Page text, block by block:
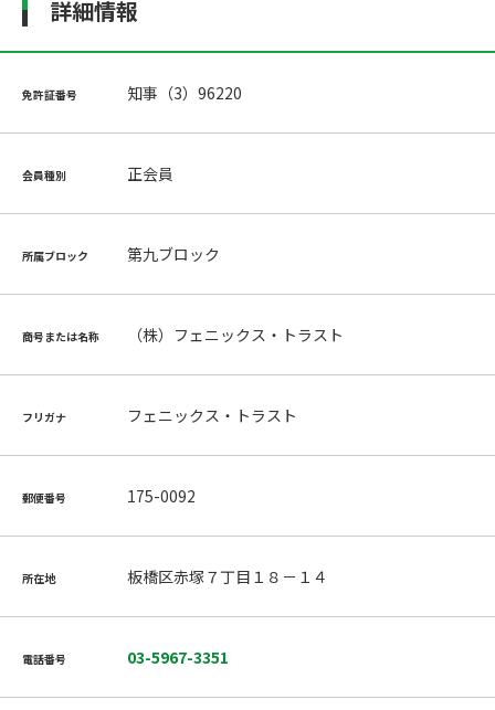
詳細情報
免許証番号 知事（3）96220
会員種別 正会員
所属ブロック 第九ブロック
商号または名称 （株）フェニックス・トラスト
フリガナ フェニックス・トラスト
郵便番号 175-0092
所在地 板橋区赤塚７丁目１８－１４
電話番号 03-5967-3351